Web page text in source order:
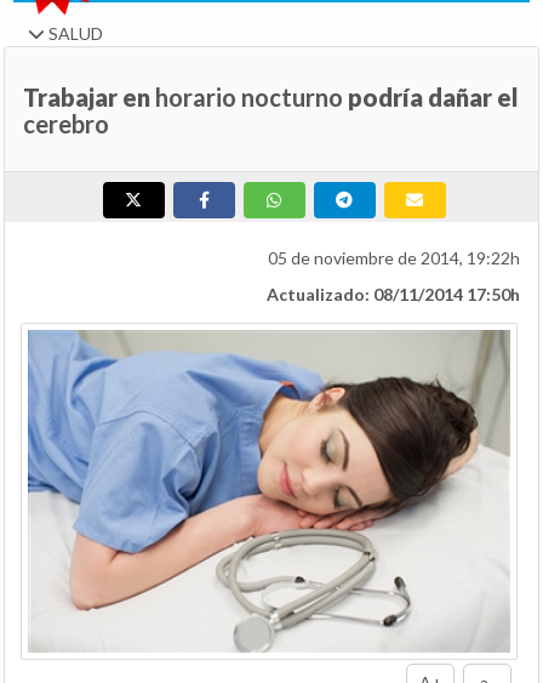
SALUD
Trabajar en horario nocturno podría dañar el
cerebro
05 de noviembre de 2014, 19:22h
Actualizado: 08/11/2014 17:50h